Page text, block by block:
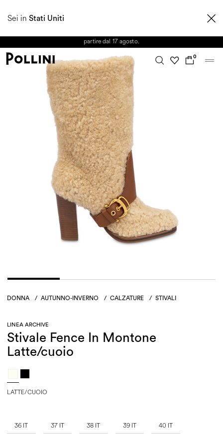
Sei in Stati Uniti
AUTUNNO/INVERNO 2026. Dall'8 al 16 agosto il Servizio Clienti non sarà
partire dal 17 agosto.
0
DONNA / AUTUNNO-INVERNO / CALZATURE / STIVALI
LINEA ARCHIVE
Stivale Fence In Montone
Latte/cuoio
LATTE/CUOIO
36 IT 37 IT 38 IT 39 IT 40 IT